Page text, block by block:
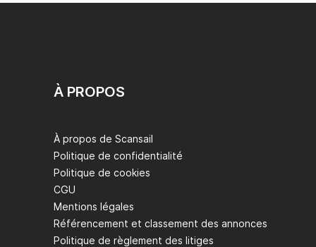
À PROPOS
À propos de Scansail
Politique de confidentialité
Politique de cookies
CGU
Mentions légales
Référencement et classement des annonces
Politique de règlement des litiges